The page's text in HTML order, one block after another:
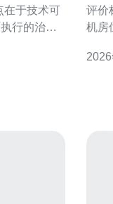
在于技术可
行的治理
面看，香
评价
机房
中减